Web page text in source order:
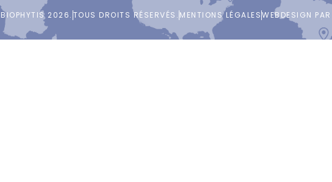
2026. TOUS DROITS RÉSERVÉS. MENTIONS LÉGALESWEBDESIGN PAR